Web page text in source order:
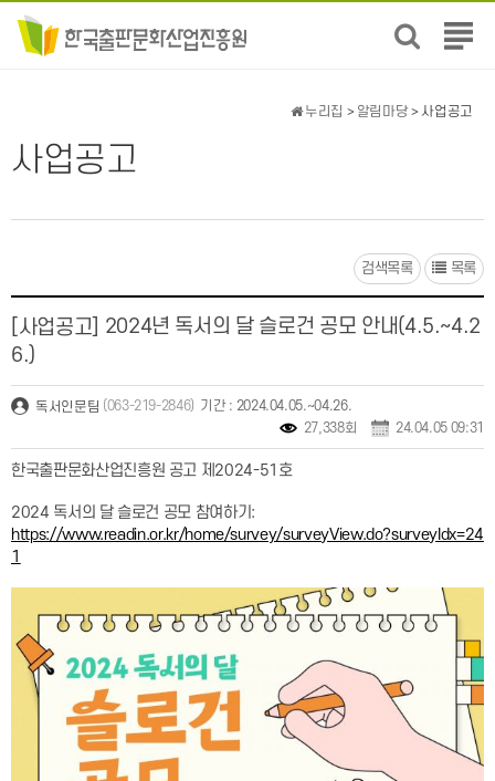
전
뉴
사업공고
누리집 > 알림마당 > 사업공고
검색목록 목록
[사업공고]
2024년 독서의 달 슬로건 공모 안내(4.5.~4.2
6.)
독서인문팀 (063-219-2846) 기간 : 2024.04.05.~04.26.
27,338회
24.04.05 09:31
한국출판문화산업진흥원 공고 제2024-51호
2024 독서의 달 슬로건 공모 참여하기:
https://www.readin.or.kr/home/survey/surveyView.do?surveyIdx=24
1